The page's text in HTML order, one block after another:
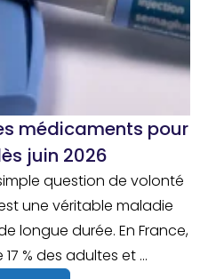
médicaments pour
juin 2026
question de volonté
une véritable maladie
longue durée. En France,
% des adultes et ...